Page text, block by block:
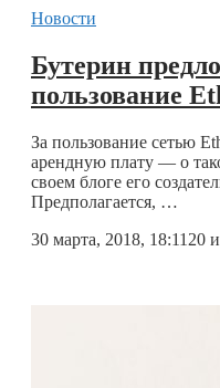
Новости
Бутерин
пользование
За пользование сетью
арендную плату — о
своем блоге его
Предполагается, …
30 марта, 2018, 18:11 20